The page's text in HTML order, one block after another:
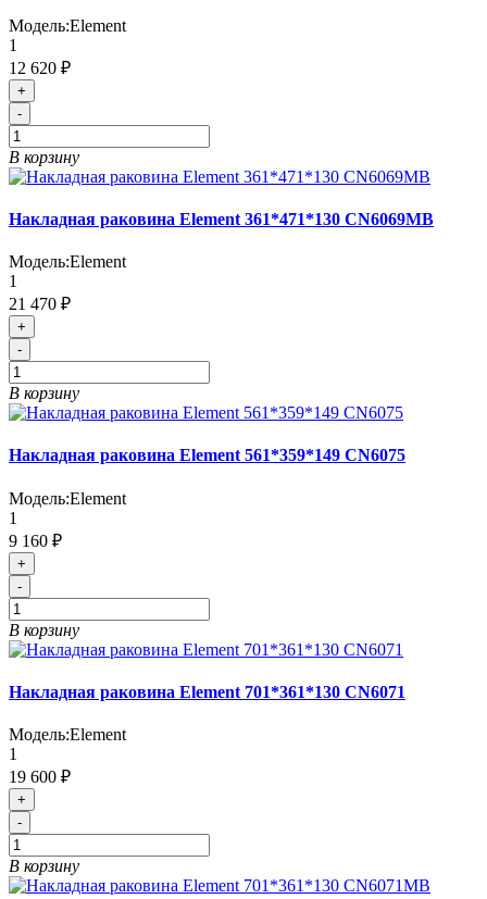
Модель:Element
1
12 620 ₽
+
-
В корзину
Накладная раковина Element 361*471*130 CN6069MB
Модель:Element
1
21 470 ₽
+
-
В корзину
Накладная раковина Element 561*359*149 CN6075
Модель:Element
1
9 160 ₽
+
-
В корзину
Накладная раковина Element 701*361*130 CN6071
Модель:Element
1
19 600 ₽
+
-
В корзину